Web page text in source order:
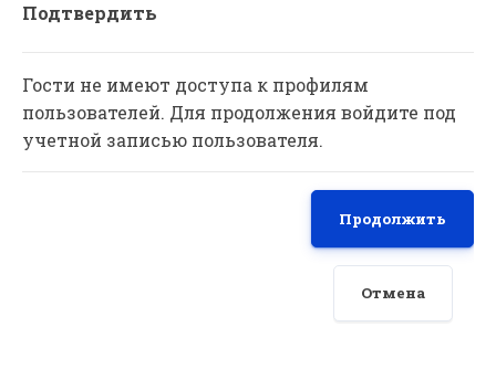
Подтвердить
Гости не имеют доступа к профилям
пользователей. Для продолжения войдите под
учетной записью пользователя.
Продолжить
Отмена